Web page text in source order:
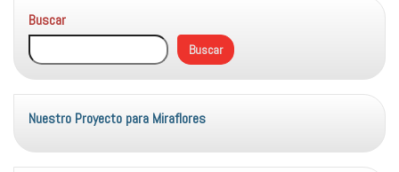
Buscar
Buscar
Nuestro Proyecto para Miraflores